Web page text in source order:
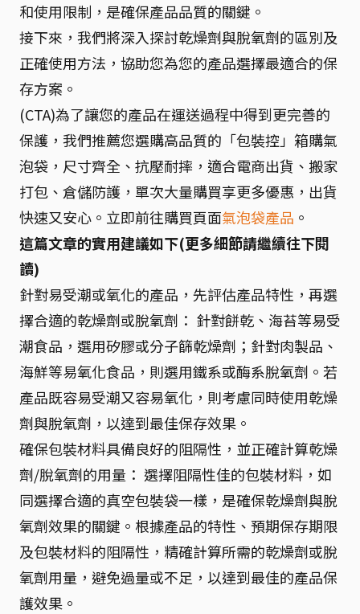
和使用限制，是確保產品品質的關鍵。
接下來，我們將深入探討乾燥劑與脫氧劑的區別及
正確使用方法，協助您為您的產品選擇最適合的保
存方案。
(CTA)為了讓您的產品在運送過程中得到更完善的
保護，我們推薦您選購高品質的「包裝控」箱購氣
泡袋，尺寸齊全、抗壓耐摔，適合電商出貨、搬家
打包、倉儲防護，單次大量購買享更多優惠，出貨
快速又安心。立即前往購買頁面氣泡袋產品 。
這篇文章的實用建議如下(更多細節請繼續往下閱
讀)
針對易受潮或氧化的產品，先評估產品特性，再選
擇合適的乾燥劑或脫氧劑： 針對餅乾、海苔等易受
潮食品，選用矽膠或分子篩乾燥劑；針對肉製品、
海鮮等易氧化食品，則選用鐵系或酶系脫氧劑。若
產品既容易受潮又容易氧化，則考慮同時使用乾燥
劑與脫氧劑，以達到最佳保存效果。
確保包裝材料具備良好的阻隔性，並正確計算乾燥
劑/脫氧劑的用量： 選擇阻隔性佳的包裝材料，如
同選擇合適的真空包裝袋一樣，是確保乾燥劑與脫
氧劑效果的關鍵。根據產品的特性、預期保存期限
及包裝材料的阻隔性，精確計算所需的乾燥劑或脫
氧劑用量，避免過量或不足，以達到最佳的產品保
護效果。